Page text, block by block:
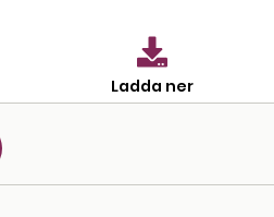
Ladda ner